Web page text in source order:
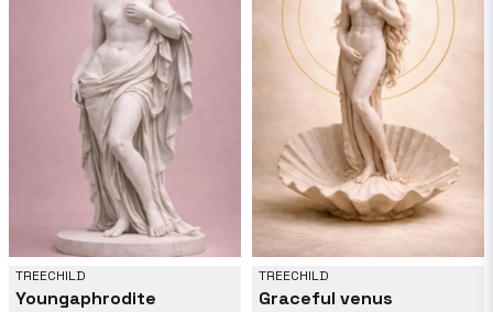
TREECHILD
Youngaphrodite
TREECHILD
Graceful venus